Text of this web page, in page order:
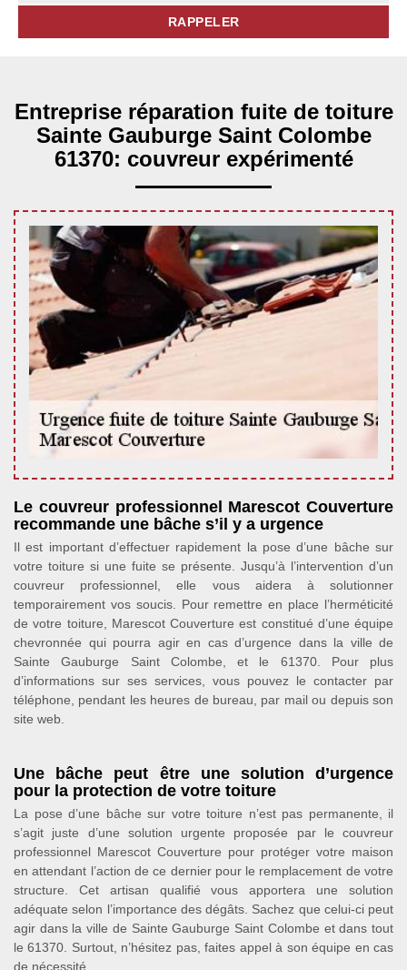
Entreprise réparation fuite de toiture
Sainte Gauburge Saint Colombe
61370: couvreur expérimenté
Le couvreur professionnel Marescot Couverture
recommande une bâche s’il y a urgence
Il est important d’effectuer rapidement la pose d’une bâche sur
votre toiture si une fuite se présente. Jusqu’à l’intervention d’un
couvreur professionnel, elle vous aidera à solutionner
temporairement vos soucis. Pour remettre en place l’herméticité
de votre toiture, Marescot Couverture est constitué d’une équipe
chevronnée qui pourra agir en cas d’urgence dans la ville de
Sainte Gauburge Saint Colombe, et le 61370. Pour plus
d’informations sur ses services, vous pouvez le contacter par
téléphone, pendant les heures de bureau, par mail ou depuis son
site web.
Une bâche peut être une solution d’urgence
pour la protection de votre toiture
La pose d’une bâche sur votre toiture n’est pas permanente, il
s’agit juste d’une solution urgente proposée par le couvreur
professionnel Marescot Couverture pour protéger votre maison
en attendant l’action de ce dernier pour le remplacement de votre
structure. Cet artisan qualifié vous apportera une solution
adéquate selon l’importance des dégâts. Sachez que celui-ci peut
agir dans la ville de Sainte Gauburge Saint Colombe et dans tout
le 61370. Surtout, n’hésitez pas, faites appel à son équipe en cas
de nécessité.